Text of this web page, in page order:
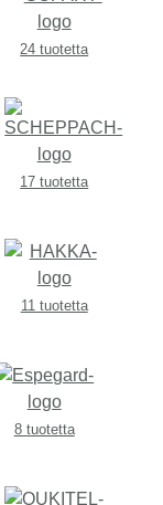
24 tuotetta
17 tuotetta
11 tuotetta
8 tuotetta